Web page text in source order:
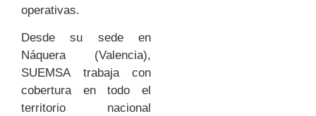
operativas.
Desde su sede en
Náquera (Valencia),
SUEMSA trabaja con
cobertura en todo el
territorio nacional